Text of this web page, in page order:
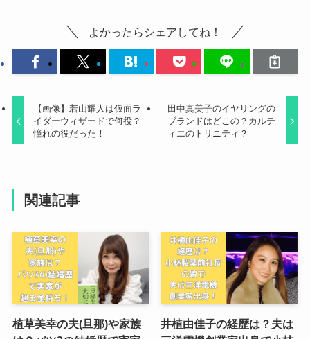
よかったらシェアしてね！
【画像】若山耀人は仮面ラ
イダーウィザードで何役？
憧れの役だった！
田中真美子のイヤリングの
ブランドはどこの？カルテ
ィエのトリニティ？
関連記事
植草美幸の夫(旦那)や家族
井植由佳子の経歴は？夫は